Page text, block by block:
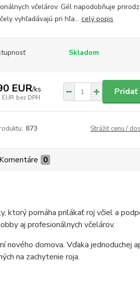
včelárov. Gél napodobňuje
vyhľadávajú pri hľa... celý popis
Skladom
EUR/ks
EUR bez DPH
Pridať
873 Strážiť cenu /
Komentáre 0
ktorý pomáha prilákať roj včiel a
aj profesionálnych včelárov.
domova. Vďaka jednoduchej
na zachytenie roja.